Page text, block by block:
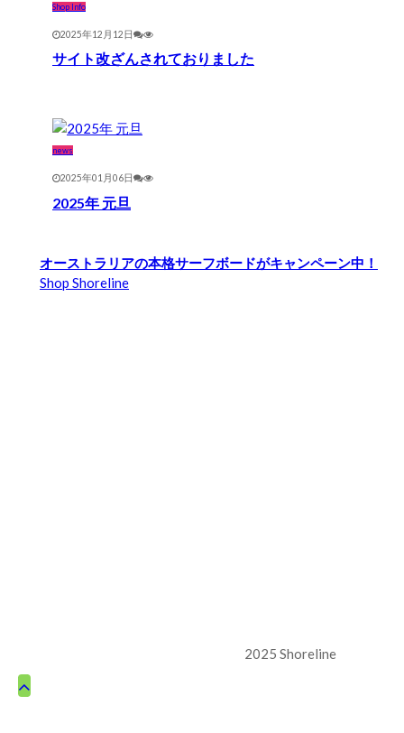
Shop Info
2025年12月12日
サイト改ざんされておりました
news
2025年01月06日
2025年 元旦
オーストラリアの本格サーフボードがキャンペーン中！
Shop Shoreline
2025 Shoreline